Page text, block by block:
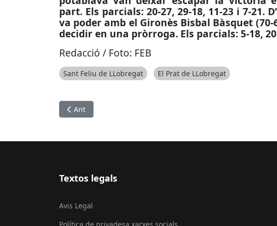
part. Els parcials: 20-27, 29-18, 11-23 i 7-21.
va poder amb el Gironès Bisbal Bàsquet
decidir en una pròrroga. Els parcials: 5-18,
Redacció / Foto: FEB
Sant Feliu de LLobregat El Prat de LLobregat
Article anterior: SUCCESSOS: Uns ocupes espanten a trets
Ant
Textos legals
Avis Legal
Política de privadesa xarxes socials